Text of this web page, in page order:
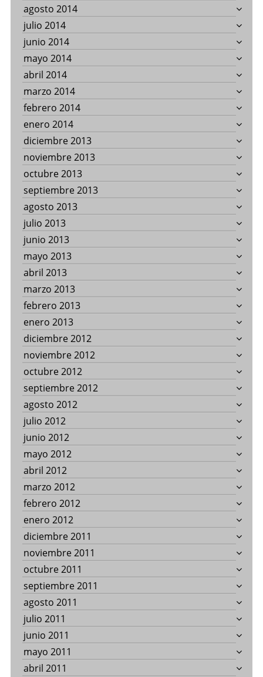
agosto 2014
julio 2014
junio 2014
mayo 2014
abril 2014
marzo 2014
febrero 2014
enero 2014
diciembre 2013
noviembre 2013
octubre 2013
septiembre 2013
agosto 2013
julio 2013
junio 2013
mayo 2013
abril 2013
marzo 2013
febrero 2013
enero 2013
diciembre 2012
noviembre 2012
octubre 2012
septiembre 2012
agosto 2012
julio 2012
junio 2012
mayo 2012
abril 2012
marzo 2012
febrero 2012
enero 2012
diciembre 2011
noviembre 2011
octubre 2011
septiembre 2011
agosto 2011
julio 2011
junio 2011
mayo 2011
abril 2011